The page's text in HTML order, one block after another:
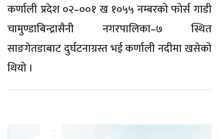
कर्णाली प्रदेश ०२–००१ ख १०५५ नम्बरको फोर्स गाडी
चामुण्डाबिन्द्रासैनी नगरपालिका–७ स्थित
साङगेतडाबाट दुर्घटनाग्रस्त भई कर्णाली नदीमा खसेको
थियो ।